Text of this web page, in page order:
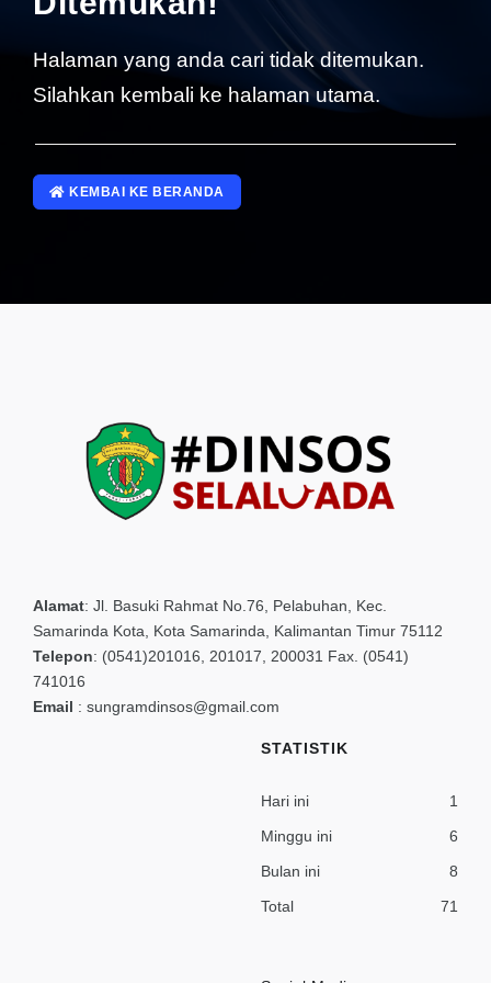
Halaman yang anda cari tidak ditemukan.
Silahkan kembali ke halaman utama.
KEMBAI KE BERANDA
Alamat: Jl. Basuki Rahmat No.76, Pelabuhan, Kec.
Samarinda Kota, Kota Samarinda, Kalimantan Timur 75112
Telepon: (0541)201016, 201017, 200031 Fax. (0541)
741016
Email : sungramdinsos@gmail.com
STATISTIK
Hari ini
1
Minggu ini
6
Bulan ini
8
Total
71